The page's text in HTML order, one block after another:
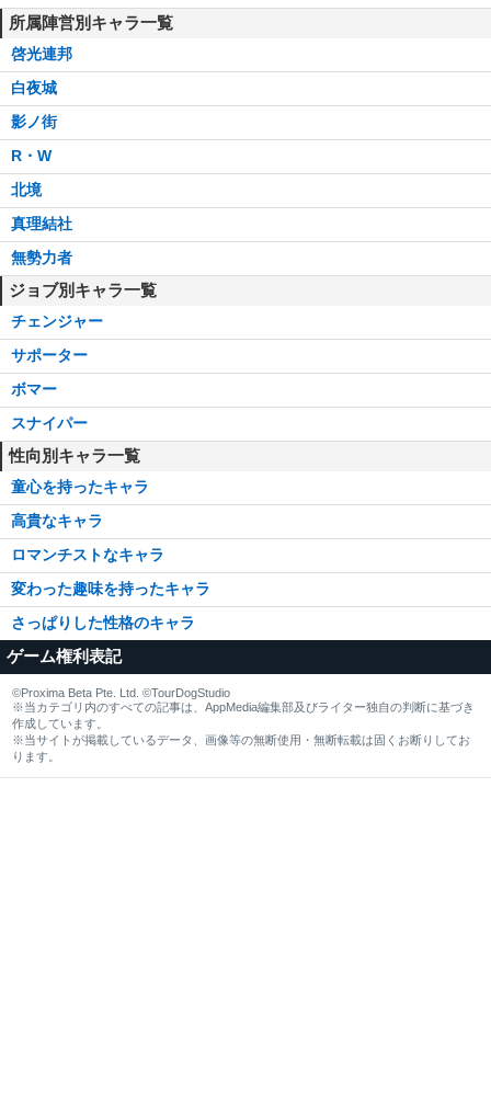
所属陣営別キャラ一覧
啓光連邦
白夜城
影ノ街
R・W
北境
真理結社
無勢力者
ジョブ別キャラ一覧
チェンジャー
サポーター
ボマー
スナイパー
性向別キャラ一覧
童心を持ったキャラ
高貴なキャラ
ロマンチストなキャラ
変わった趣味を持ったキャラ
さっぱりした性格のキャラ
ゲーム権利表記
©Proxima Beta Pte. Ltd. ©TourDogStudio
※当カテゴリ内のすべての記事は、AppMedia編集部及びライター独自の判断に基づき
作成しています。
※当サイトが掲載しているデータ、画像等の無断使用・無断転載は固くお断りしてお
ります。